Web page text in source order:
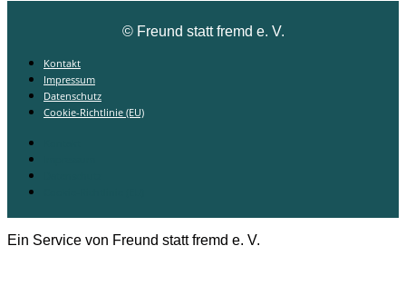
©Freund statt fremd e. V.
Kontakt
Impressum
Datenschutz
Cookie-Richtlinie (EU)
Ein Service von Freund statt fremd e. V.